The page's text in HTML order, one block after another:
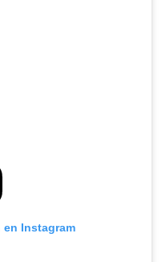
en Instagram